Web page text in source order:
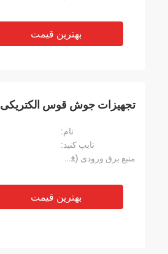
بهترین قیمت
تجهیزات جوش قوس الکتریکی IGBT اینورتر DC با نگهدارنده الکترود 200A
نام:
تایپ کنید:
منبع برق ورودی (±15% 50/60HZ):
بهترین قیمت